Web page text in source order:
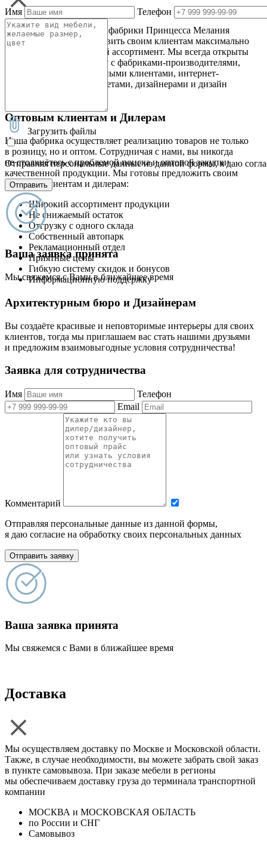
Имя Телефон
Загрузить файлы
Отправляя персональные данные из данной формы, я даю
Отправить
Ваша заявка принята
Мы свяжемся с Вами в ближайшее время
Одной из главных целей фабрики Принцесса Мелания
это стремление предоставить своим клиентам максимально
широкий и качественный ассортимент. Мы всегда открыты
к новому сотрудничеству с фабриками-производителями,
оптовыми и корпоративными клиентами, интернет-
магазинами и гипермаркетами, дизайнерами и дизайн
Оптовым клиентам и Дилерам
Наша фабрика осуществляет реализацию товаров не только
в розницу, но и оптом. Сотрудничая с нами, вы никогда
не столкнётесь с проблемой поиска и оптовой закупки
качественной продукции. Мы готовы предложить своим
оптовым клиентам и дилерам:
Широкий ассортимент продукции
Не снижаемый остаток
Отгрузку с одного склада
Собственный автопарк
Рекламационный отдел
Приятные цены
Гибкую систему скидок и бонусов
Информационную поддержку
Архитектурным бюро и Дизайнерам
Вы создаёте красивые и неповторимые интерьеры для своих
клиентов, тогда мы приглашаем вас стать нашими друзьями
и предложим взаимовыгодные условия сотрудничества!
Заявка для сотрудничества
Имя
Телефон
Email
Комментарий
Отправляя персональные данные из данной формы,
я даю согласие на обработку своих персональных данных
Отправить заявку
Ваша заявка принята
Мы свяжемся с Вами в ближайшее время
Доставка
Мы осуществляем доставку по Москве и Московской области.
Также, в случае необходимости, вы можете забрать свой заказ
в пункте самовывоза. При заказе мебели в регионы
мы обеспечиваем доставку груза до терминала транспортной
компании
МОСКВА и МОСКОВСКАЯ ОБЛАСТЬ
по России и СНГ
Самовывоз